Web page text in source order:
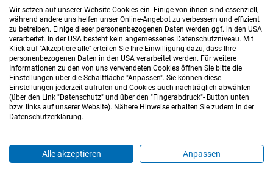
37
> >>
Impressum Datenschutz Barrierefreiheitserklärung
Hinweisgeberkanal Blog Mitarbeiter*innen
Wir setzen auf unserer Website Cookies ein. Einige von ihnen sind essenziell,
während andere uns helfen unser Online-Angebot zu verbessern und effizient
zu betreiben. Einige dieser personenbezogenen Daten werden ggf. in den USA
verarbeitet. In der USA besteht kein angemessenes Datenschutzniveau. Mit
Klick auf "Akzeptiere alle" erteilen Sie Ihre Einwilligung dazu, dass Ihre
personenbezogenen Daten in den USA verarbeitet werden. Für weitere
Informationen zu den von uns verwendeten Cookies öffnen Sie bitte die
Einstellungen über die Schaltfläche "Anpassen". Sie können diese
Einstellungen jederzeit aufrufen und Cookies auch nachträglich abwählen
(über den Link "Datenschutz" und über den "Fingerabdruck"- Button unten
bzw. links auf unserer Website). Nähere Hinweise erhalten Sie zudem in der
Datenschutzerklärung.
Alle akzeptieren Anpassen